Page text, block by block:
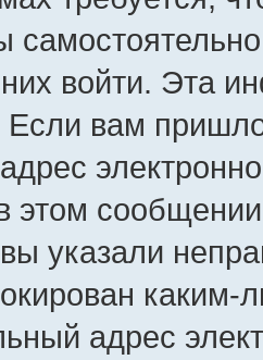
войти. Эта
Если вам
этом
указали
адрес